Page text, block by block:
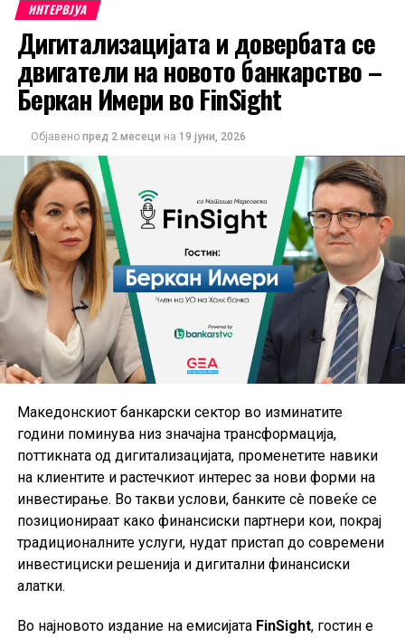
ИНТЕРВЈУА
Дигитализацијата и довербата се
двигатели на новото банкарство –
Беркан Имери во FinSight
Објавено пред 2 месеци на 19 јуни, 2026
Македонскиот банкарски сектор во изминатите
години поминува низ значајна трансформација,
поттикната од дигитализацијата, променетите навики
на клиентите и растечкиот интерес за нови форми на
инвестирање. Во такви услови, банките сè повеќе се
позиционираат како финансиски партнери кои, покрај
традиционалните услуги, нудат пристап до современи
инвестициски решенија и дигитални финансиски
алатки.
Во најновото издание на емисијата FinSight, гостин е